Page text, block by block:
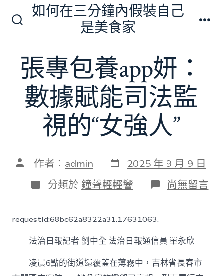
換
開
關
如何在三分鐘內假裝自己
是美食家
張專包養app妍：
數據賦能司法監
視的“女強人”
文 作者： admin 發
表
日
期
2025 年 9 月 9 日
分
類
分類於 鐘聲輕輕響 在
〈張
app
妍：
據
尚無留言
requestId:68bc62a8322a31.17631063.
法治日報記者 劉中全 法治日報通信員 單永欣
凌晨6點的街道還覆蓋在薄霧中，吉林省長春市